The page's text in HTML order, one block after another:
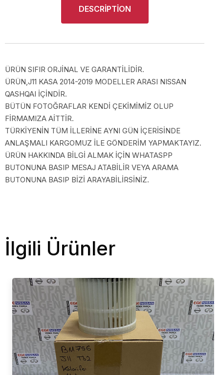
DESCRIPTION
ÜRÜN SIFIR ORJİNAL VE GARANTİLİDİR.
ÜRÜN,J11 KASA 2014-2019 MODELLER ARASI NISSAN
QASHQAI İÇİNDİR.
BÜTÜN FOTOĞRAFLAR KENDİ ÇEKİMİMİZ OLUP
FİRMAMIZA AİTTİR.
TÜRKİYENİN TÜM İLLERİNE AYNI GÜN İÇERİSİNDE
ANLAŞMALI KARGOMUZ İLE GÖNDERİM YAPMAKTAYIZ.
ÜRÜN HAKKINDA BİLGİ ALMAK İÇİN WHATASPP
BUTONUNA BASIP MESAJ ATABİLİR VEYA ARAMA
BUTONUNA BASIP BİZİ ARAYABİLİRSİNİZ.
İlgili Ürünler